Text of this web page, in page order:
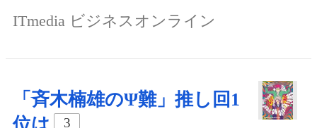
ITmedia ビジネスオンライン
「斉木楠雄のΨ難」推し回1
3